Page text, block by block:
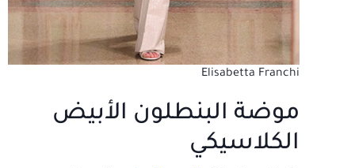
Elisabetta Franchi
موضة البنطلون الأبيض
الكلاسيكي